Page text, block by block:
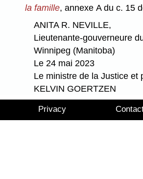
la famille, annexe A du c. 15
ANITA R. NEVILLE,
Lieutenante-gouverneure
Winnipeg (Manitoba)
Le 24 mai 2023
Le ministre de la Justice et
KELVIN GOERTZEN
Privacy